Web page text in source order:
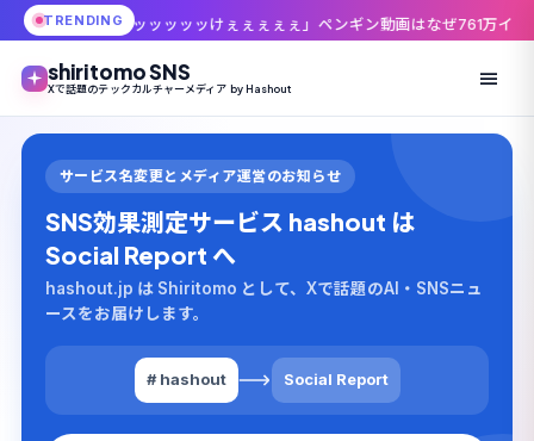
TRENDING
ッッッけぇぇぇぇぇ」ペンギン動画はなぜ761万インプレッションまで伸び
shiritomo SNS
Xで話題のテックカルチャーメディア by Hashout
サービス名変更とメディア運営のお知らせ
SNS効果測定サービス hashout は
Social Report へ
hashout.jp は Shiritomo として、Xで話題のAI・SNSニュ
ースをお届けします。
# hashout Social Report